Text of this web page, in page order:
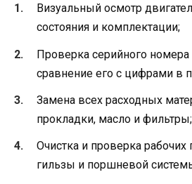
Визуальный осмотр
состояния и комплектации;
Проверка серийного номера
сравнение его с цифрами в
Замена всех расходных
прокладки, масло и фильтры;
Очистка и проверка рабочих
гильзы и поршневой